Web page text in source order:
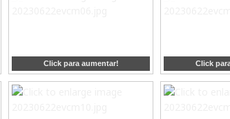
Click para aumentar! Click